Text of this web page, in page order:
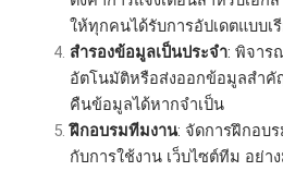
ให้ทุกคนได้รับการอัปเดตแบบเ
สำรองข้อมูลเป็นประจำ: พิจาร
อัตโนมัติหรือส่งออกข้อมูลสำคั
คืนข้อมูลได้หากจำเป็น
ฝึกอบรมทีมงาน: จัดการฝึกอบ
กับการใช้งาน เว็บไซต์ทีม อย่า